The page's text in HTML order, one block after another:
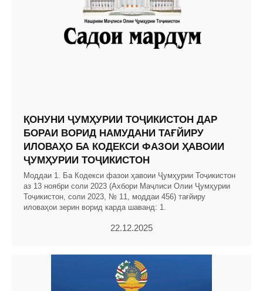
ҚОНУНИ ҶУМҲУРИИ ТОҶИКИСТОН ДАР
БОРАИ ВОРИД НАМУДАНИ ТАҒЙИРУ
ИЛОВАҲО БА КОДЕКСИ ФАЗОИ ҲАВОИИ
ҶУМҲУРИИ ТОҶИКИСТОН
Моддаи 1. Ба Кодекси фазои ҳавоии Ҷумҳурии Тоҷикистон
аз 13 ноябри соли 2023 (Ахбори Маҷлиси Олии Ҷумҳурии
Тоҷикистон, соли 2023, № 11, моддаи 456) тағйиру
иловаҳои зерин ворид карда шаванд: 1.
22.12.2025